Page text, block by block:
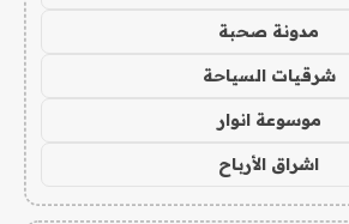
مدونة صحبة
شرقيات السياحة
موسوعة انوار
اشراق الأرباح